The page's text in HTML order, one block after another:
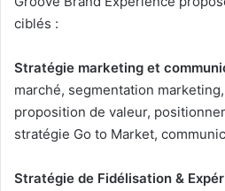
ciblés :
Stratégie marketing et
marché, segmentation
proposition de valeur,
stratégie Go to Market,
Stratégie de Fidélisation &